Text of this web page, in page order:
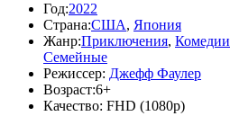
Год:2022
Страна:США, Япония
Жанр:Приключения, Комедии
Семейные
Режиссер: Джефф Фаулер
Возраст:6+
Качество: FHD (1080p)